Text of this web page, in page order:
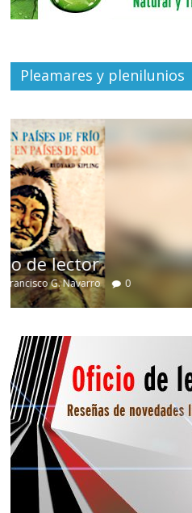
Pleamares y plenilunios
Un vergel en las
nostalgia
12 octubre, 2024 Francisco